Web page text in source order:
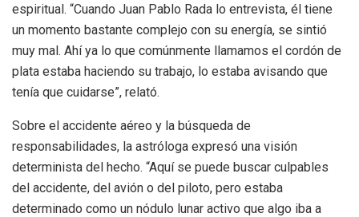
espiritual. “Cuando Juan Pablo Rada lo entrevista, él tiene
un momento bastante complejo con su energía, se sintió
muy mal. Ahí ya lo que comúnmente llamamos el cordón de
plata estaba haciendo su trabajo, lo estaba avisando que
tenía que cuidarse”, relató.
Sobre el accidente aéreo y la búsqueda de
responsabilidades, la astróloga expresó una visión
determinista del hecho. “Aquí se puede buscar culpables
del accidente, del avión o del piloto, pero estaba
determinado como un nódulo lunar activo que algo iba a